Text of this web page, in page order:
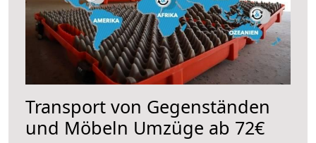
Transport von Gegenständen
und Möbeln Umzüge ab 72€